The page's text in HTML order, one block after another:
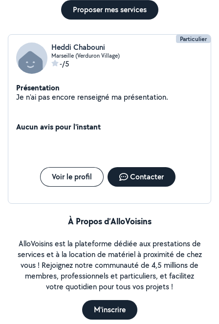
Proposer mes services
Particulier
Heddi Chabouni
Marseille (Verduron Village)
-/5
Présentation
Je n'ai pas encore renseigné ma présentation.
Aucun avis pour l'instant
Voir le profil Contacter
À Propos d’AlloVoisins
AlloVoisins est la plateforme dédiée aux prestations de
services et à la location de matériel à proximité de chez
vous ! Rejoignez notre communauté de 4,5 millions de
membres, professionnels et particuliers, et facilitez
votre quotidien pour tous vos projets !
M'inscrire